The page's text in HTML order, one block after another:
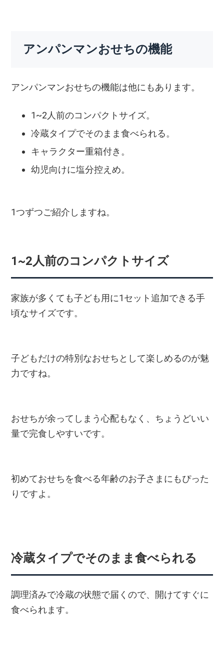
アンパンマンおせちの機能
アンパンマンおせちの機能は他にもあります。
1~2人前のコンパクトサイズ。
冷蔵タイプでそのまま食べられる。
キャラクター重箱付き。
幼児向けに塩分控えめ。
1つずつご紹介しますね。
1~2人前のコンパクトサイズ
家族が多くても子ども用に1セット追加できる手
頃なサイズです。
子どもだけの特別なおせちとして楽しめるのが魅
力ですね。
おせちが余ってしまう心配もなく、ちょうどいい
量で完食しやすいです。
初めておせちを食べる年齢のお子さまにもぴった
りですよ。
冷蔵タイプでそのまま食べられる
調理済みで冷蔵の状態で届くので、開けてすぐに
食べられます。